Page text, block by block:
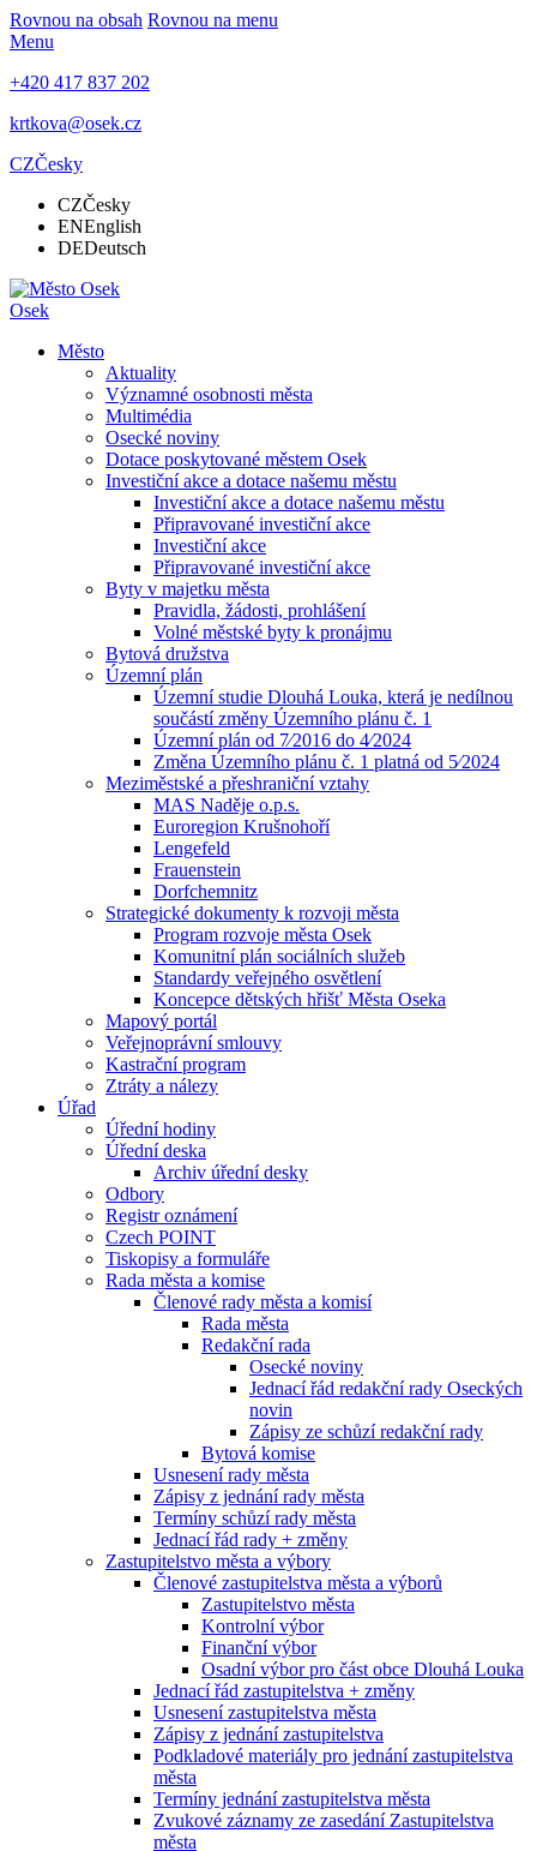
Rovnou na obsah Rovnou na menu
Menu
+420 417 837 202
krtkova@osek.cz
CZČesky
CZČesky
ENEnglish
DEDeutsch
Osek
Město
Aktuality
Významné osobnosti města
Multimédia
Osecké noviny
Dotace poskytované městem Osek
Investiční akce a dotace našemu městu
Investiční akce a dotace našemu městu
Připravované investiční akce
Investiční akce
Připravované investiční akce
Byty v majetku města
Pravidla, žádosti, prohlášení
Volné městské byty k pronájmu
Bytová družstva
Územní plán
Územní studie Dlouhá Louka, která je nedílnou
součástí změny Územního plánu č. 1
Územní plán od 7⁄2016 do 4⁄2024
Změna Územního plánu č. 1 platná od 5⁄2024
Meziměstské a přeshraniční vztahy
MAS Naděje o.p.s.
Euroregion Krušnohoří
Lengefeld
Frauenstein
Dorfchemnitz
Strategické dokumenty k rozvoji města
Program rozvoje města Osek
Komunitní plán sociálních služeb
Standardy veřejného osvětlení
Koncepce dětských hřišť Města Oseka
Mapový portál
Veřejnoprávní smlouvy
Kastrační program
Ztráty a nálezy
Úřad
Úřední hodiny
Úřední deska
Archiv úřední desky
Odbory
Registr oznámení
Czech POINT
Tiskopisy a formuláře
Rada města a komise
Členové rady města a komisí
Rada města
Redakční rada
Osecké noviny
Jednací řád redakční rady Oseckých
novin
Zápisy ze schůzí redakční rady
Bytová komise
Usnesení rady města
Zápisy z jednání rady města
Termíny schůzí rady města
Jednací řád rady + změny
Zastupitelstvo města a výbory
Členové zastupitelstva města a výborů
Zastupitelstvo města
Kontrolní výbor
Finanční výbor
Osadní výbor pro část obce Dlouhá Louka
Jednací řád zastupitelstva + změny
Usnesení zastupitelstva města
Zápisy z jednání zastupitelstva
Podkladové materiály pro jednání zastupitelstva
města
Termíny jednání zastupitelstva města
Zvukové záznamy ze zasedání Zastupitelstva
města